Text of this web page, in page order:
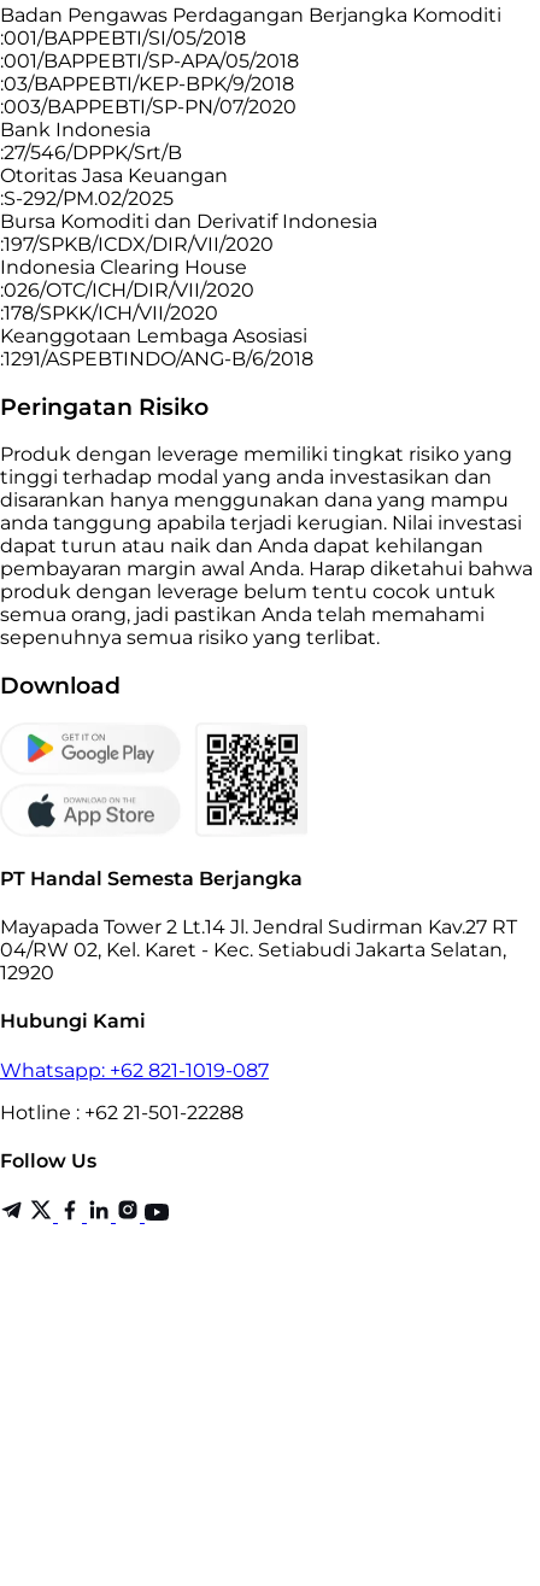
Badan Pengawas Perdagangan Berjangka Komoditi
:001/BAPPEBTI/SI/05/2018
:001/BAPPEBTI/SP-APA/05/2018
:03/BAPPEBTI/KEP-BPK/9/2018
:003/BAPPEBTI/SP-PN/07/2020
Bank Indonesia
:27/546/DPPK/Srt/B
Otoritas Jasa Keuangan
:S-292/PM.02/2025
Bursa Komoditi dan Derivatif Indonesia
:197/SPKB/ICDX/DIR/VII/2020
Indonesia Clearing House
:026/OTC/ICH/DIR/VII/2020
:178/SPKK/ICH/VII/2020
Keanggotaan Lembaga Asosiasi
:1291/ASPEBTINDO/ANG-B/6/2018
Peringatan Risiko
Produk dengan leverage memiliki tingkat risiko yang
tinggi terhadap modal yang anda investasikan dan
disarankan hanya menggunakan dana yang mampu
anda tanggung apabila terjadi kerugian. Nilai investasi
dapat turun atau naik dan Anda dapat kehilangan
pembayaran margin awal Anda. Harap diketahui bahwa
produk dengan leverage belum tentu cocok untuk
semua orang, jadi pastikan Anda telah memahami
sepenuhnya semua risiko yang terlibat.
Download
PT Handal Semesta Berjangka
Mayapada Tower 2 Lt.14 Jl. Jendral Sudirman Kav.27 RT
04/RW 02, Kel. Karet - Kec. Setiabudi Jakarta Selatan,
12920
Hubungi Kami
Whatsapp: +62 821-1019-087
Hotline : +62 21-501-22288
Follow Us